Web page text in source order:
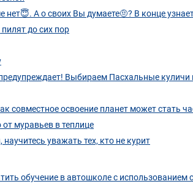
нет😇. А о своих Вы думаете🤨? В конце
до сих пор
Выбираем Пасхальные куличи
совместное освоение планет может стать
от муравьев в теплице
уважать тех, кто не курит
обучение в автошколе с использованием